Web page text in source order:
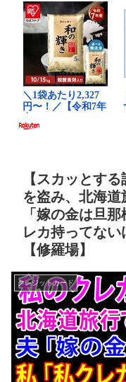
【スカッとす
を盗み、北海
「嫁の金は旦
レカ持ってな
【修羅場】
クレジットカード